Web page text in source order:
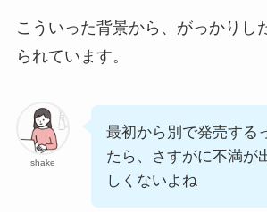
こういった背景から、がっかりし
られています。
shake
最初から別で発売する
たら、さすがに不満が
しくないよね